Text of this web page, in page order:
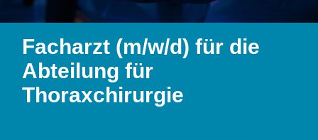
Facharzt (m/w/d) für die
Abteilung für
Thoraxchirurgie